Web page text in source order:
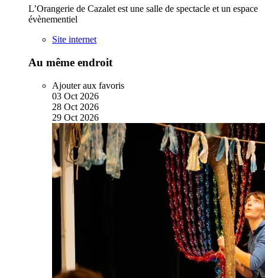
L’Orangerie de Cazalet est une salle de spectacle et un espace
évènementiel
Site internet
Au même endroit
Ajouter aux favoris
03 Oct 2026
28 Oct 2026
29 Oct 2026